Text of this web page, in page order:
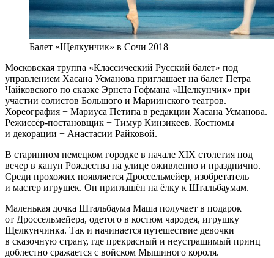
Балет «Щелкунчик» в Сочи 2018
Московская труппа «Классический Русский балет» под
управлением Хасана Усманова приглашает на балет Петра
Чайковского по сказке Эрнста Гофмана «Щелкунчик» при
участии солистов Большого и Мариинского театров.
Хореография − Мариуса Петипа в редакции Хасана Усманова.
Режиссёр-постановщик − Тимур Кинзикеев. Костюмы
и декорации − Анастасии Райковой.
В старинном немецком городке в начале XIX столетия под
вечер в канун Рождества на улице оживленно и празднично.
Среди прохожих появляется Дроссельмейер, изобретатель
и мастер игрушек. Он приглашён на ёлку к Штальбаумам.
Маленькая дочка Штальбаума Маша получает в подарок
от Дроссельмейера, одетого в костюм чародея, игрушку −
Щелкунчинка. Так и начинается путешествие девочки
в сказочную страну, где прекрасный и неустрашимый принц
доблестно сражается с войском Мышиного короля.